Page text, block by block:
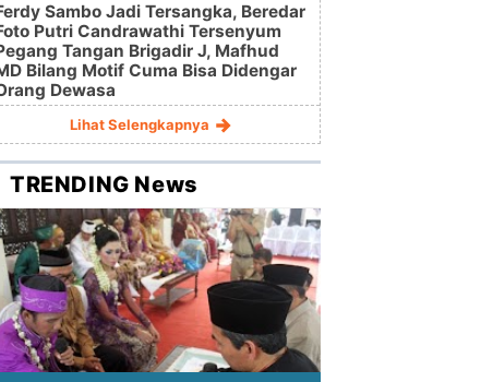
Sambo Jadi Tersangka, Beredar
Putri Candrawathi Tersenyum
Tangan Brigadir J, Mafhud
Bilang Motif Cuma Bisa Didengar
Dewasa
Lihat Selengkapnya
TRENDING News